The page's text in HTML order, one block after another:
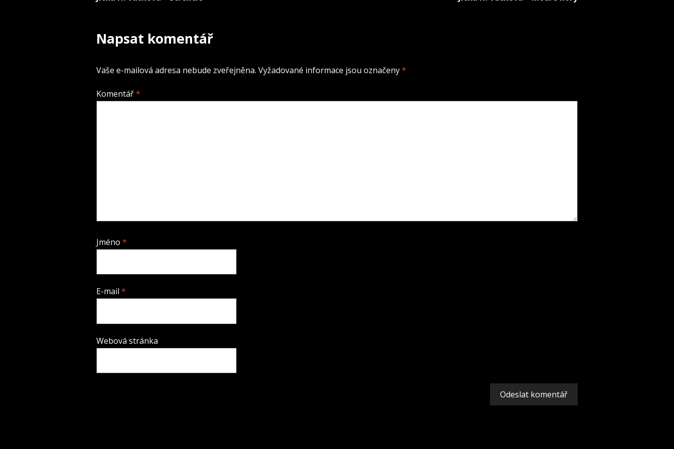
příspěvek
Napsat komentář
Vaše e-mailová adresa nebude zveřejněna. Vyžadované informace jsou označeny*
Komentář*
Jméno *
E-mail *
Webová stránka